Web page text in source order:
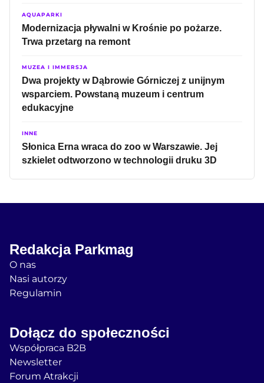
AQUAPARKI
Modernizacja pływalni w Krośnie po pożarze.
Trwa przetarg na remont
MUZEA I IMMERSJA
Dwa projekty w Dąbrowie Górniczej z unijnym
wsparciem. Powstaną muzeum i centrum
edukacyjne
INNE
Słonica Erna wraca do zoo w Warszawie. Jej
szkielet odtworzono w technologii druku 3D
Redakcja Parkmag
O nas
Nasi autorzy
Regulamin
Dołącz do społeczności
Współpraca B2B
Newsletter
Forum Atrakcji